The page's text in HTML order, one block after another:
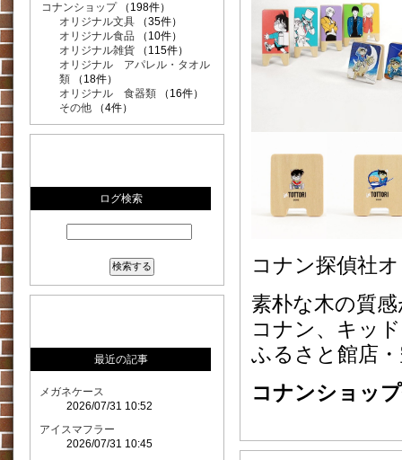
コナン探偵社
素朴な木の質
コナン、キッ
ふるさと館店
コナンショッ
コナンショップ（198件）
オリジナル文具 （35件）
オリジナル食品 （10件）
オリジナル雑貨 （115件）
オリジナル アパレル・タオル
類 （18件）
オリジナル 食器類 （16件）
その他 （4件）
ログ検索
最近の記事
メガネケース
2026/07/31 10:52
アイスマフラー
2026/07/31 10:45